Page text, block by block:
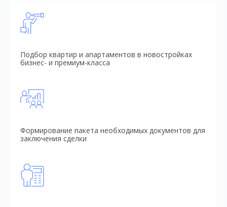
Подбор квартир и апартаментов в новостройках
бизнес- и премиум-класса
Формирование пакета необходимых документов для
заключения сделки